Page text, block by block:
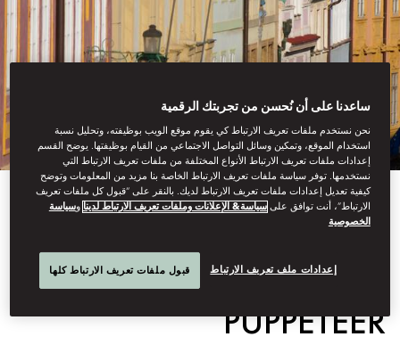
View All
A TALE OF THE
PUPPETEER
ساعدنا على أن نُحسن من تجربتك الرقمية
نحن نستخدم ملفات تعريف الارتباط كي يقوم موقع الويب بوظيفته، وتحليل نسبة
استخدام الموقع، وتمكين وسائل التواصل الاجتماعي من القيام بوظيفتها. يوضح القسم
إعدادات ملفات تعريف الارتباط الأنواع المختلفة من ملفات تعريف الارتباط التي
نستخدمها. توفر سياسة ملفات تعريف الارتباط الخاصة بنا مزيد من المعلومات وتوضح
كيفية تعديل إعدادات ملفات تعريف الارتباط لديك. بالنقر على “قبول كل ملفات تعريف
الارتباط”، أنت توافق علىسياسة& الإعلانات وملفات تعريف الارتباط لدينا وسياسة
الخصوصية
إعدادات ملف تعريف الارتباط قبول ملفات تعريف الارتباط كلها